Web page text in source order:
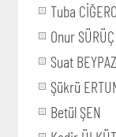
Tuba
Onur SÜRÜÇ
Suat
Şükrü
Betül ŞEN